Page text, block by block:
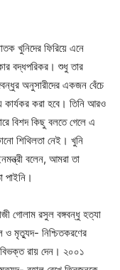
খুনিদের ফিরিয়ে এনে
বদ্ধপরিকর। শুধু তার
অনুসারীদের একজন বেঁচে
কার্যকর করা হবে। তিনি আরও
বিশদ কিছু বলতে গেলে এ
শিথিলতা নেই। খুনি
বলেন, আমরা তা
পাইনি।
গোলাম রসুল বঙ্গবন্ধু হত্যা
ও মৃত্যুদ- নিশ্চিতকরণের
রায় দেন। ২০০১